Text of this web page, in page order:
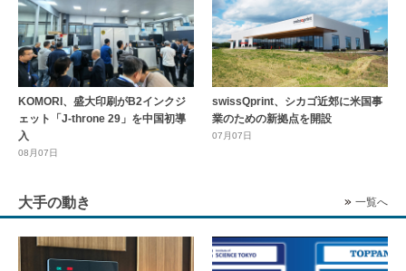
KOMORI、盛大印刷がB2インクジ
ェット「J-throne 29」を中国初導
入
08月07日
swissQprint、シカゴ近郊に⽶国事
業のための新拠点を開設
07月07日
大手の動き 一覧へ